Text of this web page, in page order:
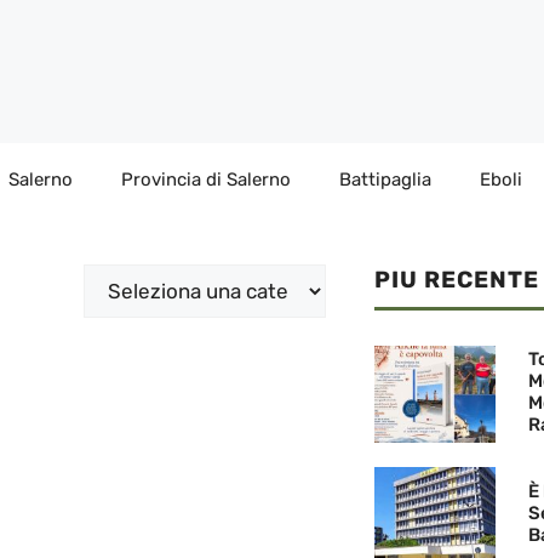
Salerno Provincia di Salerno Battipaglia Eboli
Categorie PIU RECENTE